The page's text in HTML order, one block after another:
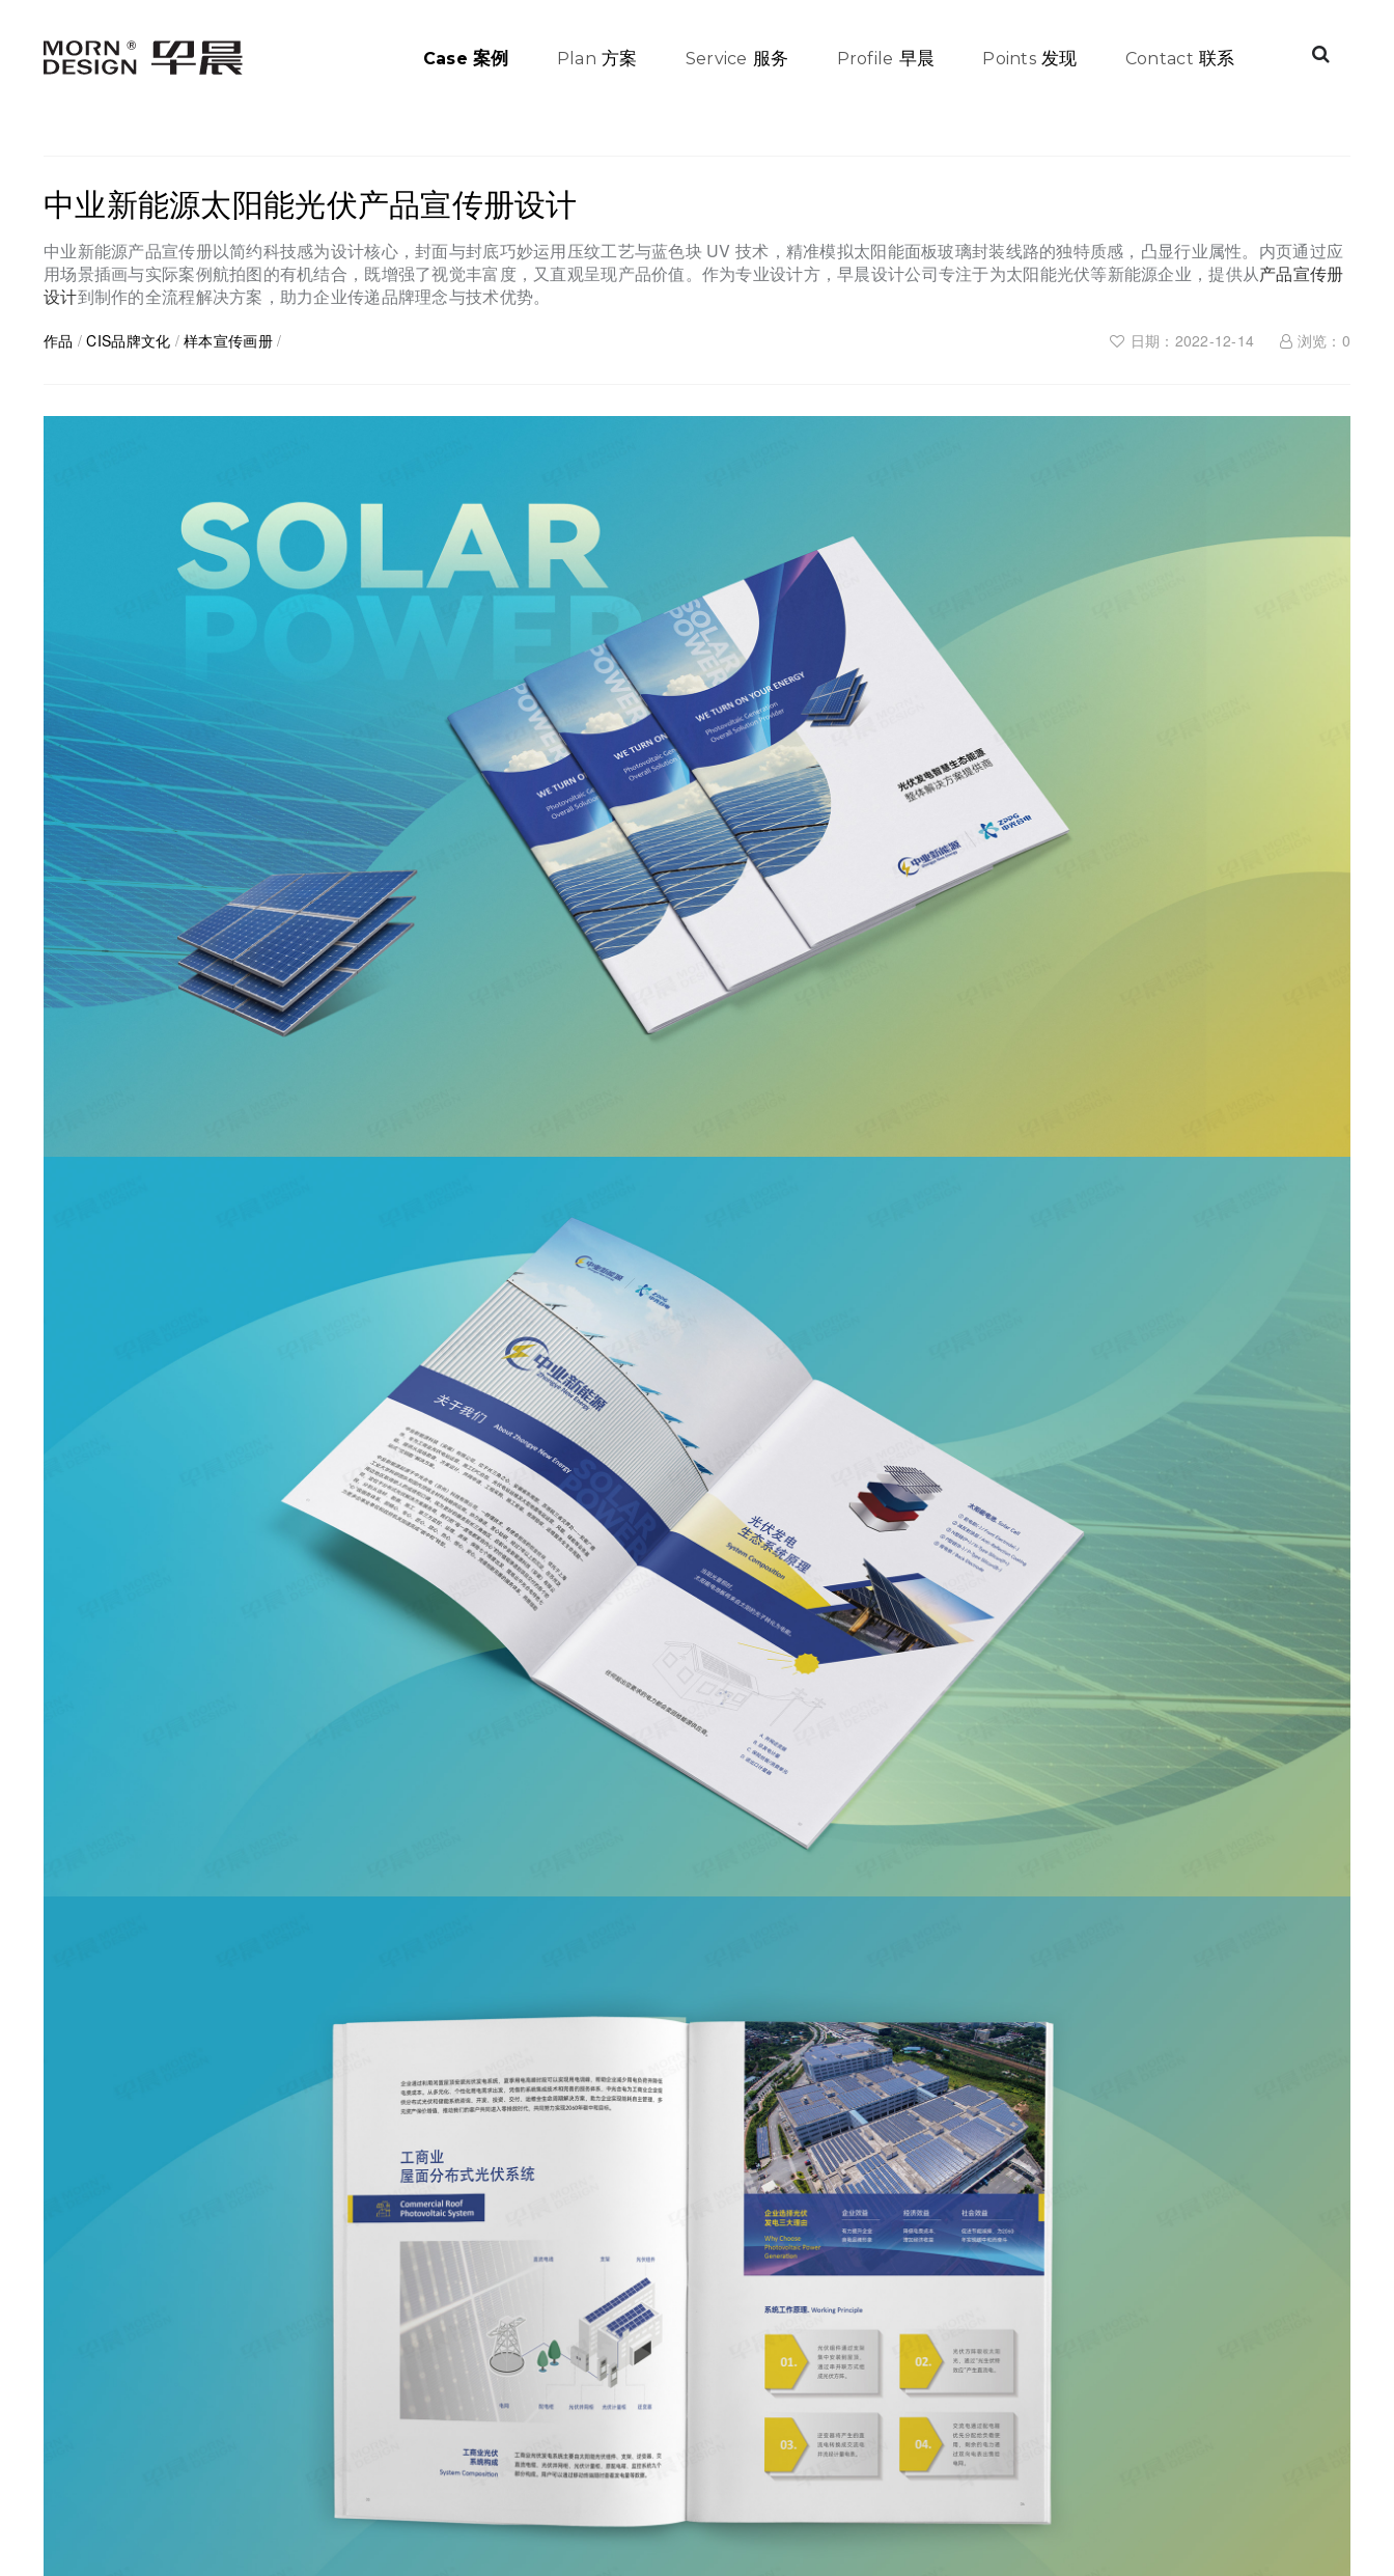
Case 案例 Plan 方案 Service 服务 Profile 早晨 Points 发现 Contact 联系
中业新能源太阳能光伏产品宣传册设计
中业新能源产品宣传册以简约科技感为设计核心，封面与封底巧妙运用压纹工艺与蓝色块 UV 技术，精准模拟太阳能面板玻璃封装线路的独特质感，凸显行业属性。内页通过应
用场景插画与实际案例航拍图的有机结合，既增强了视觉丰富度，又直观呈现产品价值。作为专业设计方，早晨设计公司专注于为太阳能光伏等新能源企业，提供从产品宣传册
设计到制作的全流程解决方案，助力企业传递品牌理念与技术优势。
作品 /CIS品牌文化 /样本宣传画册/ 日期：2022-12-14 浏览： 0